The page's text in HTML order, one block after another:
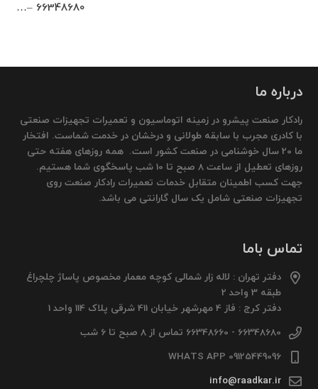
66348680 –…
درباره ما
رادکار صنعت پیشرو در زمینه اتوماسیون و تعمیرات تجهیزات صنعتی
با کادری مجرب با سابقه طولانی و درخشان در خدمت شماست. افتخار
ما 20 سال خوشنامی در صنعت کشور است. همه روزهای هفته حتی
روزهای تعطیل از ساعت 8 صبح تا 10 شب پاسخگوی شما هستیم.
جهت کسب اطمینان متقابل خدمات تعمیرات رادکار صنعت روی
تجهیزات صنعتی شامل یک سال گارانتی می باشد.
تماس باما
دفتر تهران : لاله زار شمالی کوچه معمار مخصوص پاساژ چلچراغ
طبقه 3 واحد 2
دفتر کرج : فاز 4 مهرشهر خیابان 411 شرقی پلاک 114 واحد 1
66348680 - 66348660 تماس از 8 صبح تا 6 شب
09125449096 WHATS APP
info@raadkar.ir